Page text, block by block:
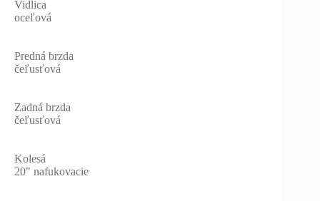
Vidlica
oceľová
Predná brzda
čeľusťová
Zadná brzda
čeľusťová
Kolesá
20" nafukovacie